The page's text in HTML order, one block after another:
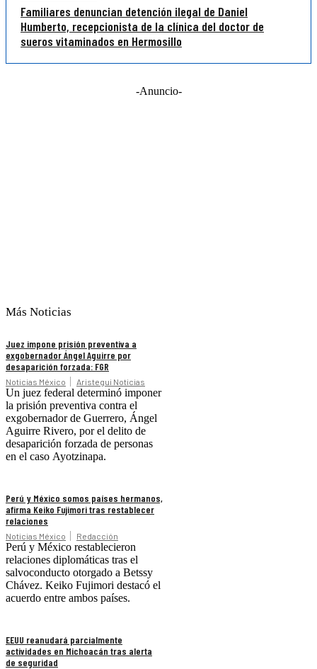
Familiares denuncian detención ilegal de Daniel
Humberto, recepcionista de la clínica del doctor de
sueros vitaminados en Hermosillo
-Anuncio-
Más Noticias
Juez impone prisión preventiva a
exgobernador Ángel Aguirre por
desaparición forzada: FGR
Noticias México Aristegui Noticias
Un juez federal determinó imponer
la prisión preventiva contra el
exgobernador de Guerrero, Ángel
Aguirre Rivero, por el delito de
desaparición forzada de personas
en el caso Ayotzinapa.
Perú y México somos países hermanos,
afirma Keiko Fujimori tras restablecer
relaciones
Noticias México Redacción
Perú y México restablecieron
relaciones diplomáticas tras el
salvoconducto otorgado a Betssy
Chávez. Keiko Fujimori destacó el
acuerdo entre ambos países.
EEUU reanudará parcialmente
actividades en Michoacán tras alerta
de seguridad